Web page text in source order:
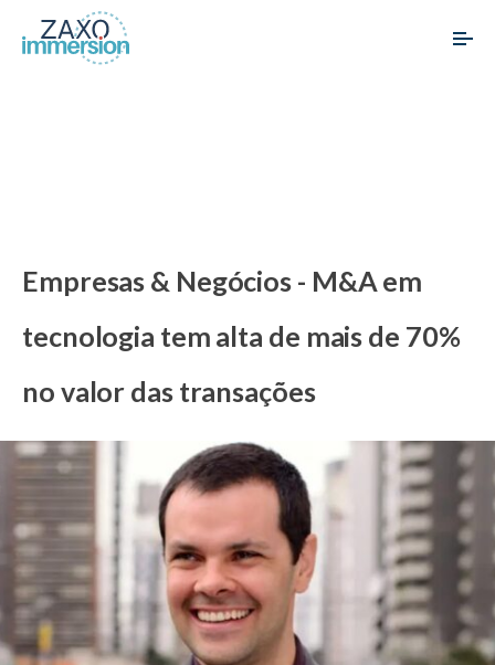
Empresas & Negócios - M&A em
tecnologia tem alta de mais de 70%
no valor das transações